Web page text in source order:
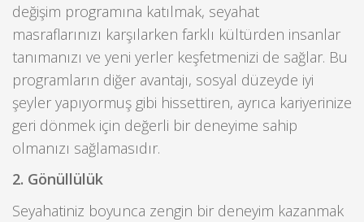
değişim programına katılmak, seyahat
masraflarınızı karşılarken farklı kültürden insanlar
tanımanızı ve yeni yerler keşfetmenizi de sağlar. Bu
programların diğer avantajı, sosyal düzeyde iyi
şeyler yapıyormuş gibi hissettiren, ayrıca kariyerinize
geri dönmek için değerli bir deneyime sahip
olmanızı sağlamasıdır.
2. Gönüllülük
Seyahatiniz boyunca zengin bir deneyim kazanmak